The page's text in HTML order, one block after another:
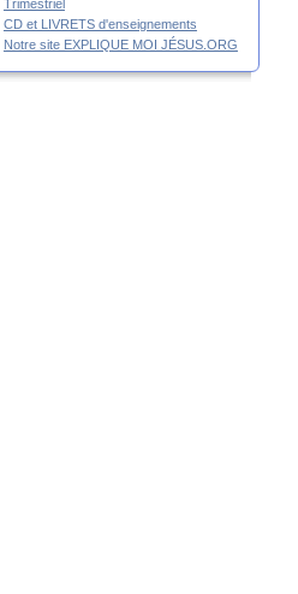
Trimestriel
CD et LIVRETS d'enseignements
Notre site EXPLIQUE MOI JÉSUS.ORG